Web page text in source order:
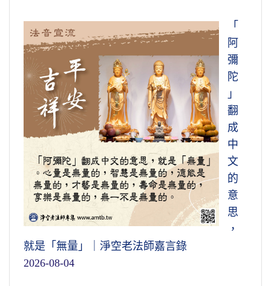
「
阿
彌
陀
」
翻
成
中
文
的
意
思
，
就是「無量」｜淨空老法師嘉言錄
2026-08-04